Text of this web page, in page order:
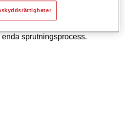
för smidiga övergångar och
sprutningsprocess.